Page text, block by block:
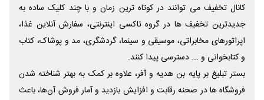
کانال تخفیف می توانند در کوتاه ترین زمان و با چند کلیک ساده به
جدیدترین تخفیف ها در گروه تاکسی اینترنتی، سفارش آنلاین غذا،
اپراتورهای مخابراتی، موسیقی و سینما، گردشگری، مد و پوشاک، کتاب
و کتابخوانی و ... دسترسی پیدا کنند.
بستر تبلیغ بر پایه بن هدیه و آفر، علاوه بر کمک به بهتر شناخته شدن
فروشگاه ها در صحنه رقابت و افزایش بازدید و آمار فروش آن‌ها، باعث